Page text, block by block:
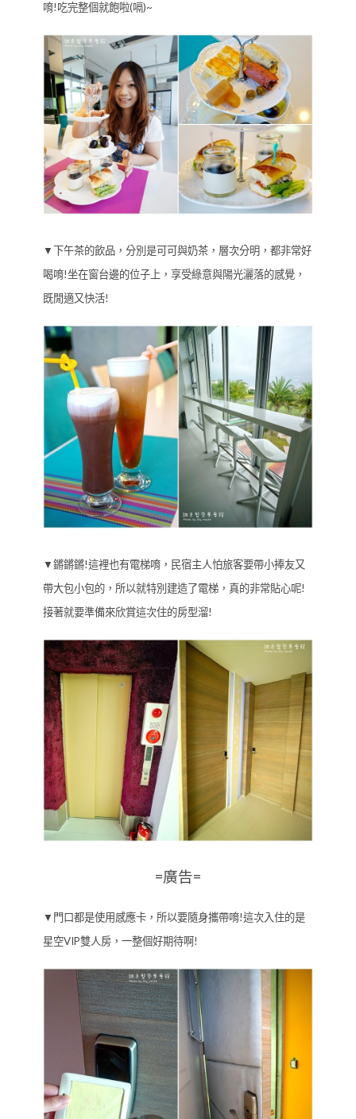
唷!吃完整個就飽啦(嗝)~
▼下午茶的飲品，分別是可可與奶茶，層次分明，都非常好
喝唷!坐在窗台邊的位子上，享受綠意與陽光灑落的感覺，
既閒適又快活!
▼鏘鏘鏘!這裡也有電梯唷，民宿主人怕旅客要帶小捧友又
帶大包小包的，所以就特別建造了電梯，真的非常貼心呢!
接著就要準備來欣賞這次住的房型溜!
=廣告=
▼門口都是使用感應卡，所以要隨身攜帶唷!這次入住的是
星空VIP雙人房，一整個好期待啊!